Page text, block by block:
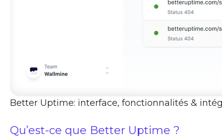
Better Uptime: interface, fonctionnalités &
Qu’est-ce que Better Uptime ?